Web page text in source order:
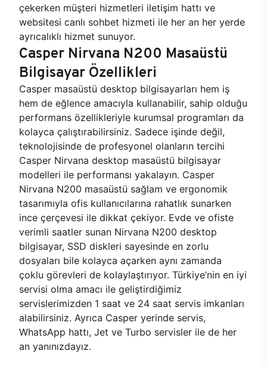
çekerken müşteri hizmetleri iletişim hattı ve
websitesi canlı sohbet hizmeti ile her an her yerde
ayrıcalıklı hizmet sunuyor.
Casper Nirvana N200 Masaüstü
Bilgisayar Özellikleri
Casper masaüstü desktop bilgisayarları hem iş
hem de eğlence amacıyla kullanabilir, sahip olduğu
performans özellikleriyle kurumsal programları da
kolayca çalıştırabilirsiniz. Sadece işinde değil,
teknolojisinde de profesyonel olanların tercihi
Casper Nirvana desktop masaüstü bilgisayar
modelleri ile performansı yakalayın. Casper
Nirvana N200 masaüstü sağlam ve ergonomik
tasarımıyla ofis kullanıcılarına rahatlık sunarken
ince çerçevesi ile dikkat çekiyor. Evde ve ofiste
verimli saatler sunan Nirvana N200 desktop
bilgisayar, SSD diskleri sayesinde en zorlu
dosyaları bile kolayca açarken aynı zamanda
çoklu görevleri de kolaylaştırıyor. Türkiye’nin en iyi
servisi olma amacı ile geliştirdiğimiz
servislerimizden 1 saat ve 24 saat servis imkanları
alabilirsiniz. Ayrıca Casper yerinde servis,
WhatsApp hattı, Jet ve Turbo servisler ile de her
an yanınızdayız.